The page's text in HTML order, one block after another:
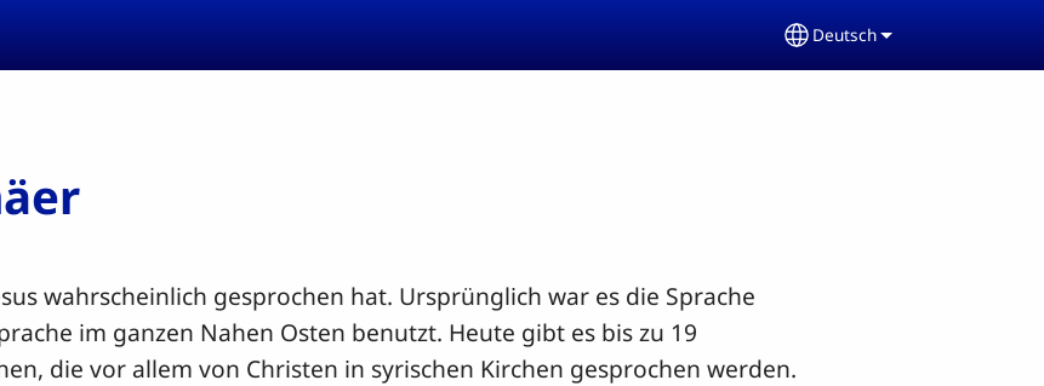
Select your language
Deutsch
wahrscheinlich gesprochen hat. Ursprünglich war es die Sprache
im ganzen Nahen Osten benutzt. Heute gibt es bis zu 19
die vor allem von Christen in syrischen Kirchen gesprochen werden.